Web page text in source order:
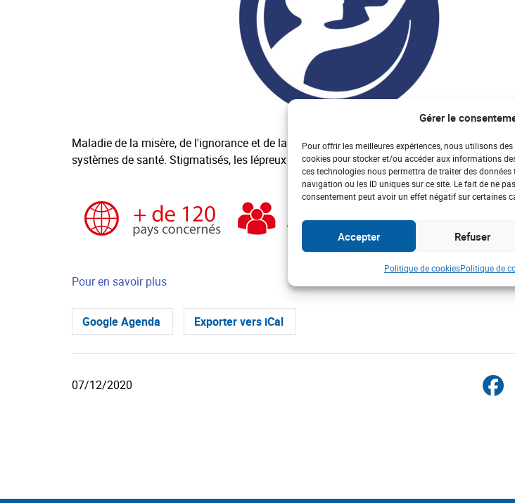
Gérer le
Pour offrir les meilleures expériences, nous utilisons
cookies pour stocker et/ou accéder aux informations
ces technologies nous permettra de traiter des
navigation ou les ID uniques sur ce site. Le fait de ne
consentement peut avoir un effet négatif sur certaines
Accepter Refuser
Politique de cookiesPolitique de
Maladie de la misère, de l'ignorance et de la honte, la lèpre touche les populations
systèmes de santé. Stigmatisés, les lépreux souffrent de cette maladie mais aussi
Pour en savoir plus
Google Agenda Exporter vers iCal
07/12/2020